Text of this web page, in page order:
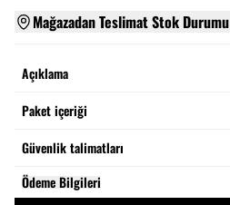
Mağazadan Teslimat Stok Durumu
Açıklama
Paket içeriği
Güvenlik talimatları
Ödeme Bilgileri